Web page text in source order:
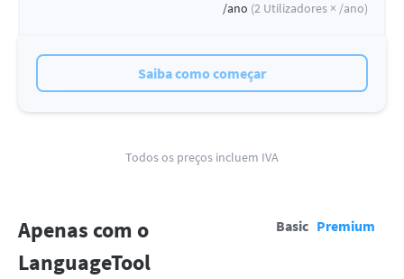
/ano (2 Utilizadores × /ano)
Saiba como começar
Todos os preços incluem IVA
Apenas com o
LanguageTool
Basic Premium